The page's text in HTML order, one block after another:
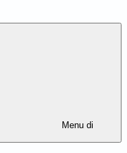
Menu di